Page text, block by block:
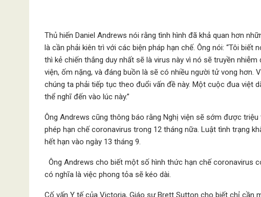
Thủ hiến Daniel Andrews nói rằng tình hình đã khả quan hơn
là cần phải kiên trì với các biện pháp hạn chế. Ông nói: “Tôi biết
thì kẻ chiến thắng duy nhất sẽ là virus này vì nó sẽ truyền
viện, ốm nặng, và đáng buồn là sẽ có nhiều người tử vong hơn.
chúng ta phải tiếp tục theo đuổi vấn đề này. Một cuộc đua việt
thể nghĩ đến vào lúc này.”
Ông Andrews cũng thông báo rằng Nghị viện sẽ sớm được
phép hạn chế coronavirus trong 12 tháng nữa. Luật tình trạng
hết hạn vào ngày 13 tháng 9.
Ông Andrews cho biết một số hình thức hạn chế coronavirus
có nghĩa là việc phong tỏa sẽ kéo dài.
Cố vấn Y tế của Victoria, Giáo sư Brett Sutton cho biết chỉ cần